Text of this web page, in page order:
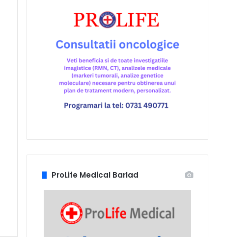
ProLife Medical Barlad